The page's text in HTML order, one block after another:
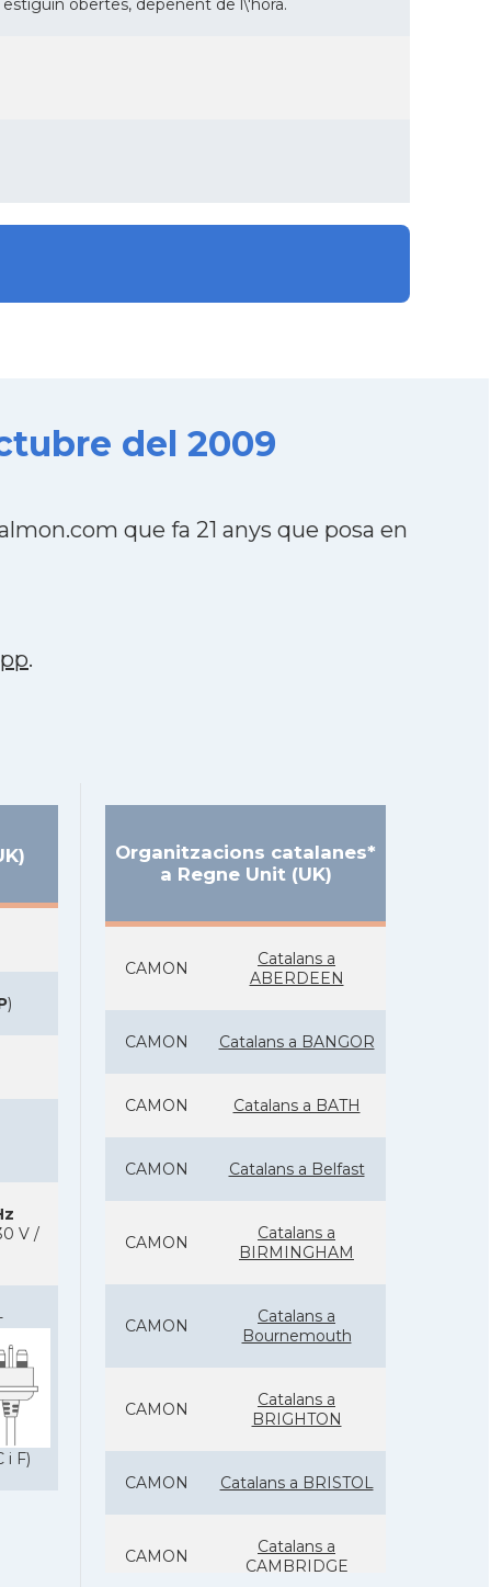
obertes, depenent de l\'hora.
del 2009
que fa 21 anys que posa en
.
)
V /
i F)
Organitzacions catalanes*
a Regne Unit (UK)
CAMON
Catalans a
ABERDEEN
CAMON Catalans a BANGOR
CAMON Catalans a BATH
CAMON Catalans a Belfast
CAMON
Catalans a
BIRMINGHAM
CAMON
Catalans a
Bournemouth
CAMON
Catalans a
BRIGHTON
CAMON Catalans a BRISTOL
CAMON
Catalans a
CAMBRIDGE